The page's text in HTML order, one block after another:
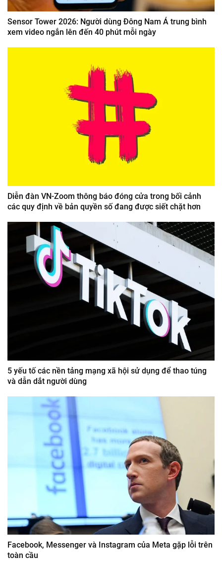
Sensor Tower 2026: Người dùng Đông Nam Á trung bình
xem video ngắn lên đến 40 phút mỗi ngày
Diễn đàn VN-Zoom thông báo đóng cửa trong bối cảnh
các quy định về bản quyền số đang được siết chặt hơn
5 yếu tố các nền tảng mạng xã hội sử dụng để thao túng
và dẫn dắt người dùng
Facebook, Messenger và Instagram của Meta gặp lỗi trên
toàn cầu